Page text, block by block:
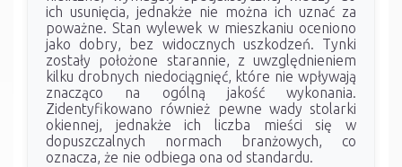
ich usunięcia, jednakże nie można ich uznać za
poważne. Stan wylewek w mieszkaniu oceniono
jako dobry, bez widocznych uszkodzeń. Tynki
zostały położone starannie, z uwzględnieniem
kilku drobnych niedociągnięć, które nie wpływają
znacząco na ogólną jakość wykonania.
Zidentyfikowano również pewne wady stolarki
okiennej, jednakże ich liczba mieści się w
dopuszczalnych normach branżowych, co
oznacza, że nie odbiega ona od standardu.